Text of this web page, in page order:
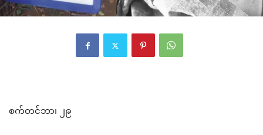
စက်တင်ဘာ၊ ၂၉